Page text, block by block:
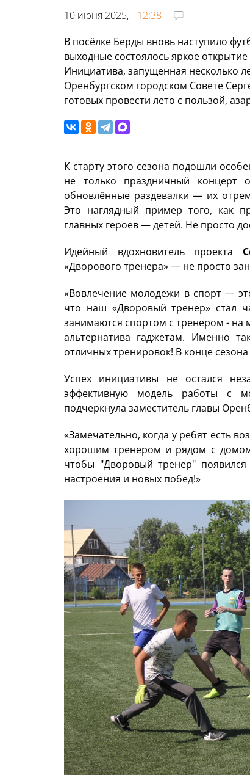
10 июня 2025,
12:38
В посёлке Берды вновь наступило
выходные состоялось яркое
Инициатива, запущенная несколько
Оренбургском городском Совете
готовых провести лето с пользой,
К старту этого сезона подошли
не только праздничный
обновлённые раздевалки — их
Это наглядный пример того, как
главных героев — детей. Не просто
Идейный вдохновитель проекта
«Дворового тренера» — не просто
«Вовлечение молодежи в спорт —
что наш «Дворовый тренер» стал
занимаются спортом с тренером - на
альтернатива гаджетам. Именно
отличных тренировок! В конце
Успех инициативы не остался
эффективную модель работы с
подчеркнула заместитель главы
«Замечательно, когда у ребят есть
хорошим тренером и рядом с
чтобы "Дворовый тренер"
настроения и новых побед!»